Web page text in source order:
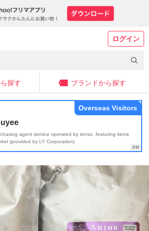
ログイン
探す ブランドから探す
agent service operated by tenso, featuring items
(provided by LY Corporation)
Overseas Visitors